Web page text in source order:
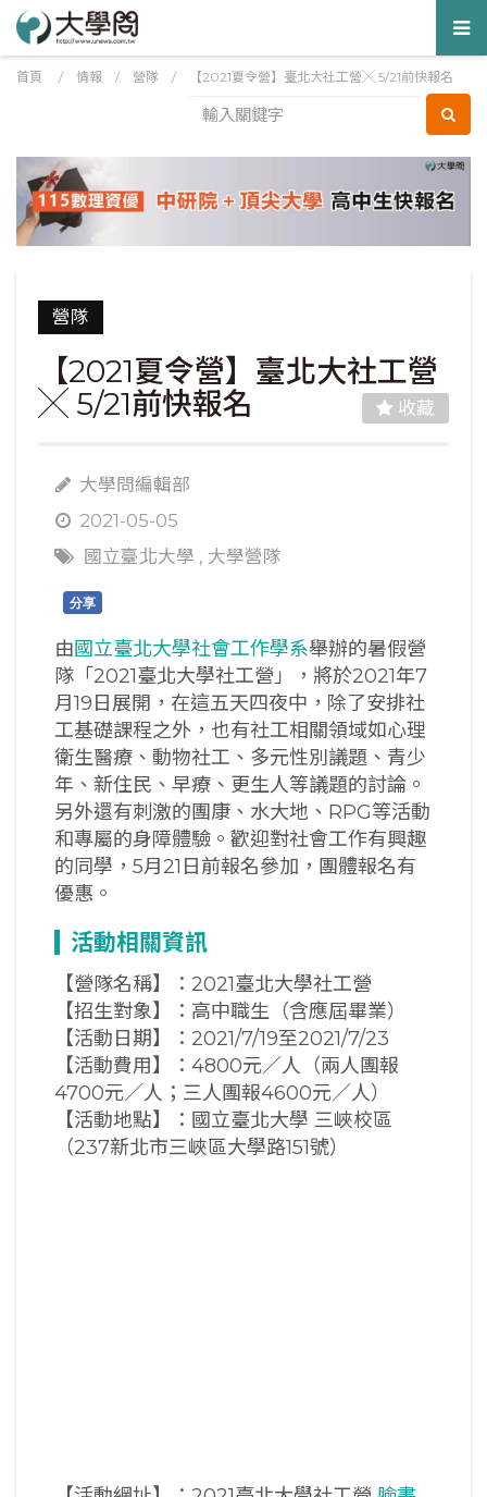
首頁 / 情報 / 營隊 / 【2021夏令營】臺北大社工營╳ 5/21前快報名
營隊
【2021夏令營】臺北大社工營
╳ 5/21前快報名
收藏
大學問編輯部
2021-05-05
國立臺北大學 , 大學營隊
分享
由國立臺北大學社會工作學系舉辦的暑假營
隊「2021臺北大學社工營」，將於2021年7
月19日展開，在這五天四夜中，除了安排社
工基礎課程之外，也有社工相關領域如心理
衛生醫療、動物社工、多元性別議題、青少
年、新住民、早療、更生人等議題的討論。
另外還有刺激的團康、水大地、RPG等活動
和專屬的身障體驗。歡迎對社會工作有興趣
的同學，5月21日前報名參加，團體報名有
優惠。
活動相關資訊
【營隊名稱】：2021臺北大學社工營
【招生對象】：高中職生（含應屆畢業）
【活動日期】：2021/7/19至2021/7/23
【活動費用】：4800元／人（兩人團報
4700元／人；三人團報4600元／人）
【活動地點】：國立臺北大學 三峽校區
（237新北市三峽區大學路151號）